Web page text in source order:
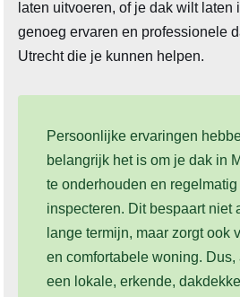
laten uitvoeren, of je dak wilt laten
genoeg ervaren en professionele
Utrecht die je kunnen helpen.
Persoonlijke ervaringen
belangrijk het is om je dak in
te onderhouden en regelmatig
inspecteren. Dit bespaart niet
lange termijn, maar zorgt ook
en comfortabele woning. Dus,
een lokale, erkende,